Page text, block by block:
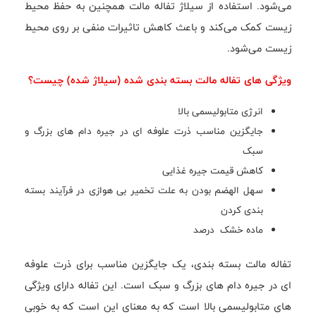
می‌شود. استفاده از سیلاژ تفاله مالت همچنین به حفظ محیط
زیست کمک می‌کند و باعث کاهش تاثیرات منفی بر روی محيط
زيست می‌شود.
ویژگی های تفاله مالت بسته بندی شده (سیلاژ شده) چیست؟
انرژی متابولیسمی بالا
جایگزین مناسب ذرت علوفه ای در جیره دام های بزرگ و
سبک
کاهش قیمت جیره غذایی
سهل الهضم بودن به علت تخمیر بی هوازی در فرآیند بسته
بندی کردن
ماده خشک درصد
تفاله مالت بسته بندی، یک جایگزین مناسب برای ذرت علوفه
ای در جیره دام های بزرگ و سبک است. این تفاله دارای ویژگی
های متابولیسمی بالا است که به معنای این است که به خوبی